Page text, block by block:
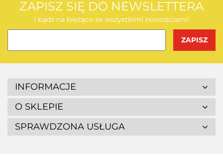
AEG
ZAPISZ SIĘ DO NEWSLETTERA
I bądź na bieżąco ze wszystkimi nowościami!
INFORMACJE
O SKLEPIE
SPRAWDZONA USŁUGA